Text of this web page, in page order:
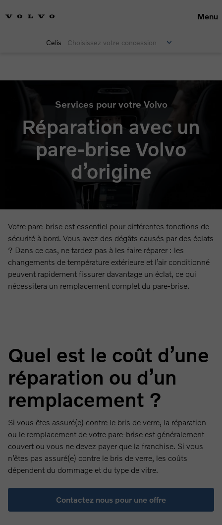
Menu
Celis Choisissez votre concession
Services pour votre Volvo
Réparation avec un
pare-brise Volvo
d’origine
Votre pare-brise est essentiel pour différentes fonctions de
sécurité à bord. Vous avez des dégâts causés par des éclats
? Dans ce cas, ne tardez pas à les faire réparer : les
changements de température extérieure et l’air conditionné
peuvent rapidement fissurer davantage un éclat, ce qui
nécessitera un remplacement complet du pare-brise.
Quel est le coût d’une
réparation ou d’un
remplacement ?
Si vous êtes assuré(e) contre le bris de verre, la réparation
ou le remplacement de votre pare-brise est généralement
couvert ou vous ne devez payer que la franchise. Si vous
n’êtes pas assuré(e) contre le bris de verre, les coûts
dépendent du dommage et du type de vitre.
Contactez nous pour une offre